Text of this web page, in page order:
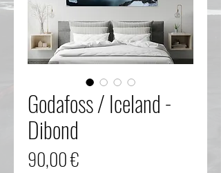
Godafoss / Iceland -
Dibond
90,00 €